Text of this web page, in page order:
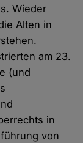
Wieder
Alten in
am 23.
(und
in
von